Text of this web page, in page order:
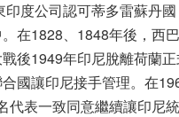
度公司認可蒂多雷蘇丹
在1828、1848年後，西
後1949年印尼脫離荷蘭
國讓印尼接手管理。在
代表一致同意繼續讓印尼